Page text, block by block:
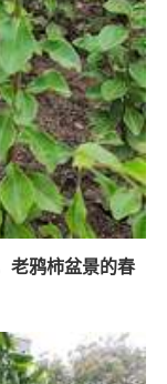
老鸦柿盆景的春